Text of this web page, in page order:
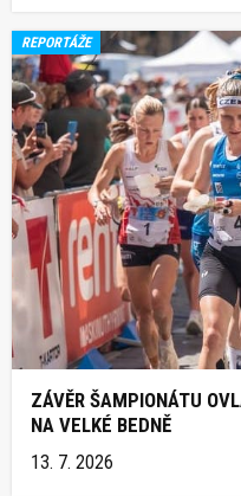
REPORTÁŽE
ZÁVĚR ŠAMPIONÁTU
NA VELKÉ BEDNĚ
13. 7. 2026